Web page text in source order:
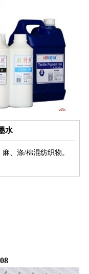
水
、涤/棉混纺织物。